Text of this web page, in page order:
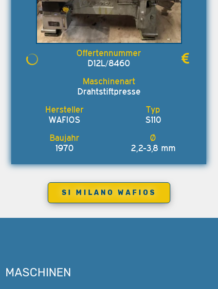
D12L/8460
Drahtstiftpresse
WAFIOS S110
1970 2,2-3,8 mm
SI MILANO WAFIOS
MASCHINEN